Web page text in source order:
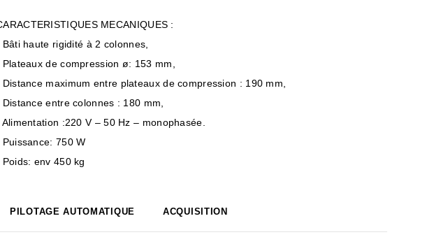
MECANIQUES :
Bâti haute rigidité à 2 colonnes,
Plateaux de compression ø: 153 mm,
Distance maximum entre plateaux de compression : 190 mm,
Distance entre colonnes : 180 mm,
Alimentation :220 V – 50 Hz – monophasée.
Puissance: 750 W
Poids: env 450 kg
PILOTAGE AUTOMATIQUE ACQUISITION